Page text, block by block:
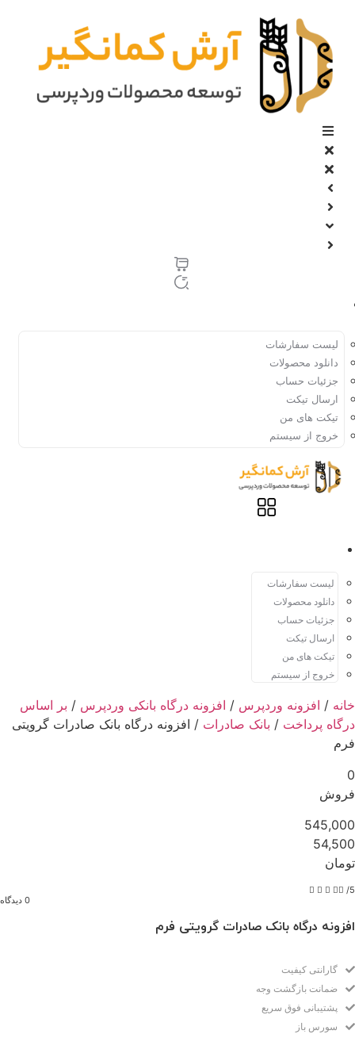
محتوا
لیست سفارشات
دانلود محصولات
جزئیات حساب
ارسال تیکت
تیکت های من
خروج از سیستم
لیست سفارشات
دانلود محصولات
جزئیات حساب
ارسال تیکت
تیکت های من
خروج از سیستم
خانه / افزونه وردپرس / افزونه درگاه بانکی وردپرس / بر اساس
درگاه پرداخت / بانک صادرات / افزونه درگاه بانک صادرات گرویتی
فرم
0
فروش
545,000
54,500
تومان
    /5
0 دیدگاه
افزونه درگاه بانک صادرات گرویتی فرم
گارانتی کیفیت
ضمانت بازگشت وجه
پشتیبانی فوق سریع
سورس باز